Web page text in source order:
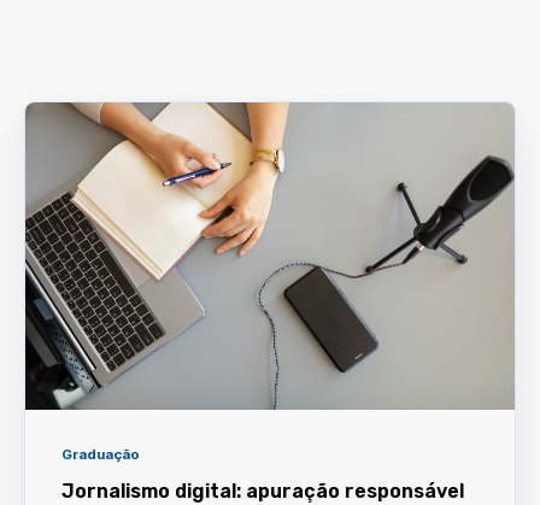
Graduação
Jornalismo digital: apuração responsável